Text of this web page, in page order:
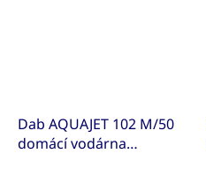
Dab AQUAJET 102 M/50
domácí vodárna